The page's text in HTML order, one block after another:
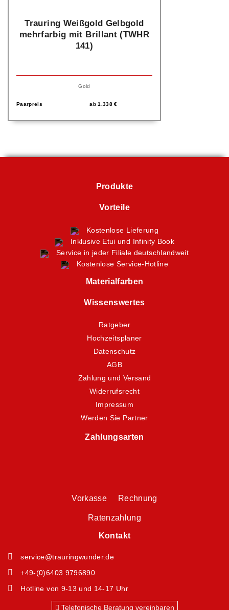
Trauring Weißgold Gelbgold
mehrfarbig mit Brillant (TWHR
141)
Gold
Paarpreis ab1.338€
Produkte
Vorteile
Kostenlose Lieferung
Inklusive Etui und Infinity Book
Service in jeder Filiale deutschlandweit
Kostenlose Service-Hotline
Materialfarben
Wissenswertes
Ratgeber
Hochzeitsplaner
Datenschutz
AGB
Zahlung und Versand
Widerrufsrecht
Impressum
Werden Sie Partner
Zahlungsarten
Vorkasse Rechnung
Ratenzahlung
Kontakt
service@trauringwunder.de
+49-(0)6403 9796890
Hotline von 9-13 und 14-17 Uhr
Telefonische Beratung vereinbaren